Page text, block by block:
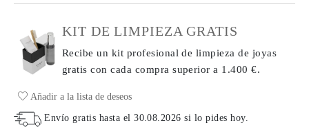
KIT DE LIMPIEZA GRATIS
Recibe un kit profesional de limpieza de joyas
gratis con cada comprasuperior a 1.400 €.
Añadir a la lista de deseos
Envío gratis hasta el30.08.2026 si lo pides hoy.